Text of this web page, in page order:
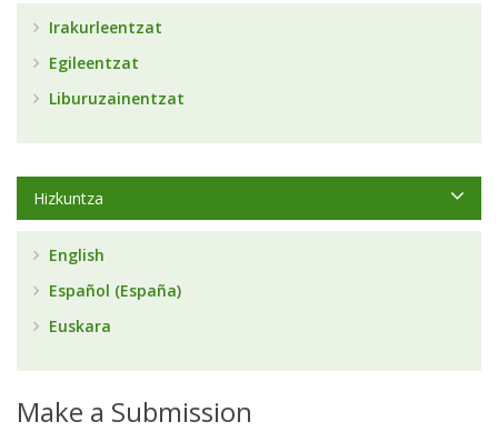
Irakurleentzat
Egileentzat
Liburuzainentzat
Hizkuntza
English
Español (España)
Euskara
Make a Submission